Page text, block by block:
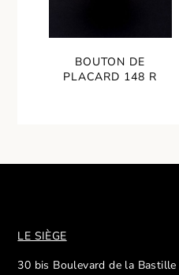
BOUTON DE
PLACARD 148 R
LE SIÈGE
30 bis Boulevard de la Bastille